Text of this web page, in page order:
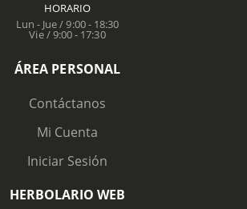
HORARIO
Lun - Jue / 9:00 - 18:30
Vie / 9:00 - 17:30
ÁREA PERSONAL
Contáctanos
Mi Cuenta
Iniciar Sesión
HERBOLARIO WEB